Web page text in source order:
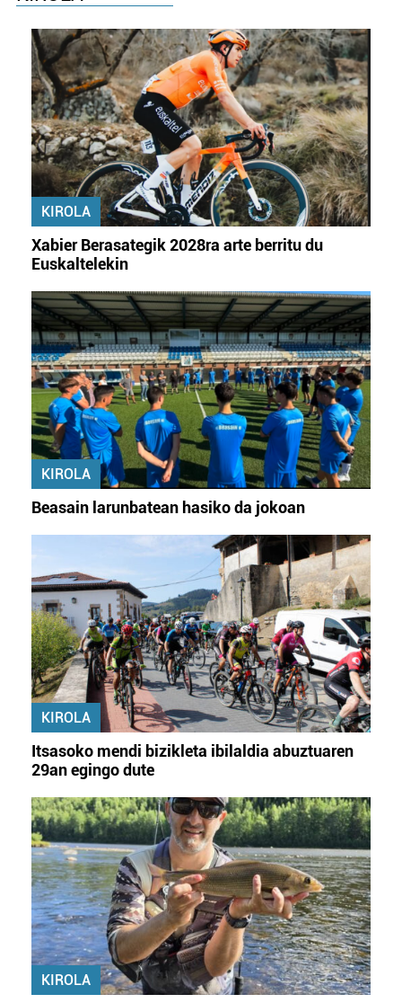
KIROLA
Xabier Berasategik 2028ra arte berritu du
Euskaltelekin
KIROLA
Beasain larunbatean hasiko da jokoan
KIROLA
Itsasoko mendi bizikleta ibilaldia abuztuaren
29an egingo dute
KIROLA